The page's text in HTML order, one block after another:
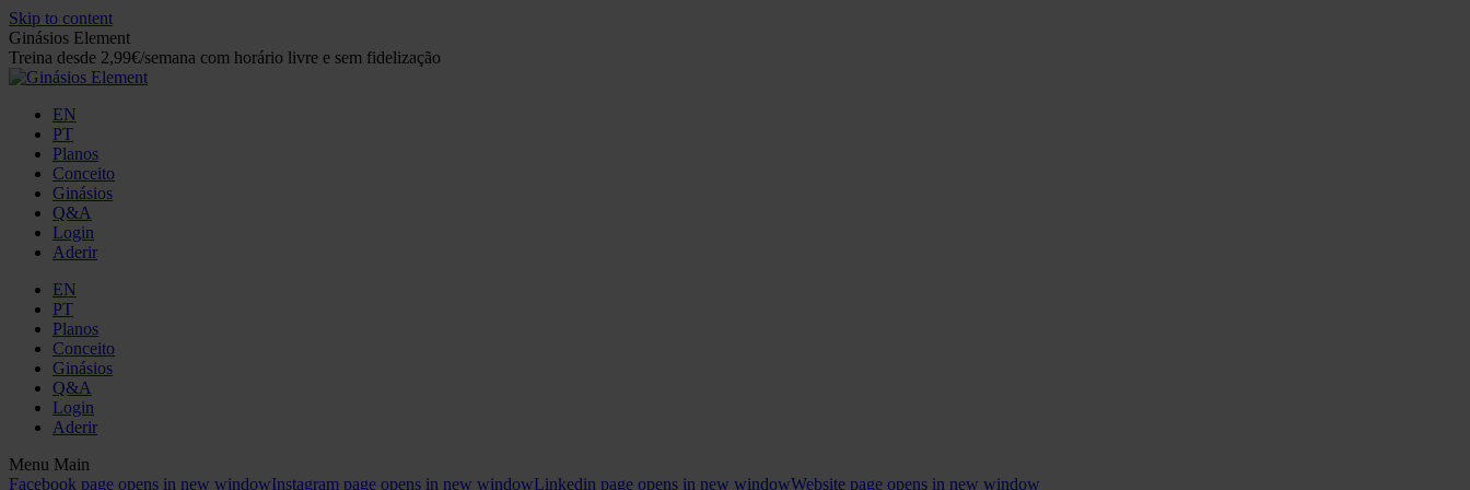
Skip to content
Ginásios Element
Treina desde 2,99€/semana com horário livre e sem fidelização
EN
PT
Planos
Conceito
Ginásios
Q&A
Login
Aderir
EN
PT
Planos
Conceito
Ginásios
Q&A
Login
Aderir
Menu Main
Facebook page opens in new windowInstagram page opens in new windowLinkedin page opens in new windowWebsite page opens in new window